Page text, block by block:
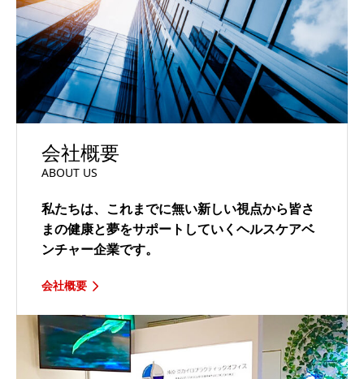
会社概要
ABOUT US
私たちは、これまでに無い新しい視点から皆さ
まの健康と夢をサポートしていくヘルスケアベ
ンチャー企業です。
会社概要